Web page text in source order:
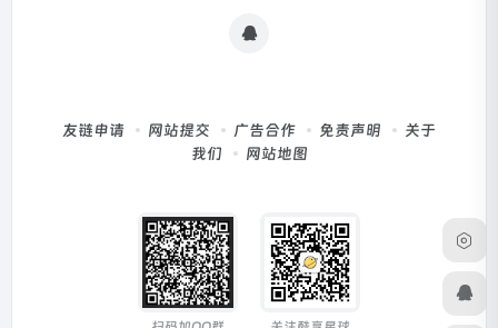
友链申请 网站提交 广告合作 免责声明
关于
我们
网站地图